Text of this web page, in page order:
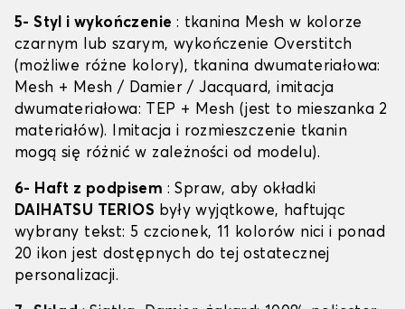
5- Styl i wykończenie : tkanina Mesh w kolorze
czarnym lub szarym, wykończenie Overstitch
(możliwe różne kolory), tkanina dwumateriałowa:
Mesh + Mesh / Damier / Jacquard, imitacja
dwumateriałowa: TEP + Mesh (jest to mieszanka 2
materiałów). Imitacja i rozmieszczenie tkanin
mogą się różnić w zależności od modelu).
6- Haft z podpisem : Spraw, aby okładki
DAIHATSU TERIOS były wyjątkowe, haftując
wybrany tekst: 5 czcionek, 11 kolorów nici i ponad
20 ikon jest dostępnych do tej ostatecznej
personalizacji.